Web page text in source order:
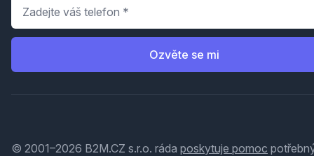
Telefon
Ozvěte se mi
© 2001–2026 B2M.CZ s.r.o. ráda poskytuje pomoc